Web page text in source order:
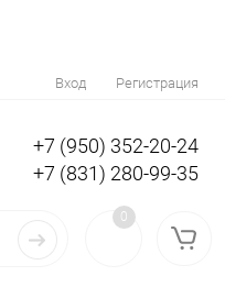
Вход Регистрация
+7 (950) 352-20-24
+7 (831) 280-99-35
0